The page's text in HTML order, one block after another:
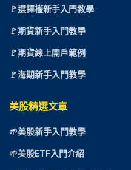
🚩選擇權新手入門教學
🚩期貨新手入門教學
🚩期貨線上開戶範例
🚩海期新手入門教學
美股精選文章
🌱美股新手入門教學
🌱美股ETF入門介紹